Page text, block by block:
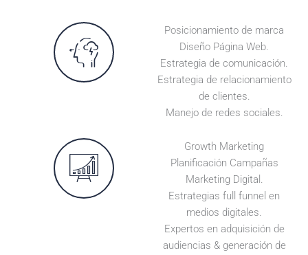
Posicionamiento de marca
Diseño Página Web.
Estrategia de comunicación.
Estrategia de relacionamiento
de clientes.
Manejo de redes sociales.
Growth Marketing
Planificación Campañas
Marketing Digital.
Estrategias full funnel en
medios digitales.
Expertos en adquisición de
audiencias & generación de